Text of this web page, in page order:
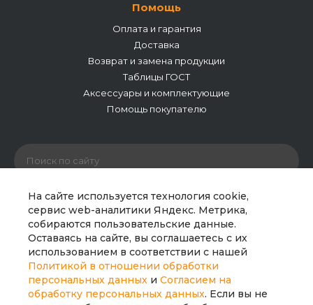
На сайте используется технология cookie,
сервис web-аналитики Яндекс. Метрика,
собираются пользовательские данные.
Оставаясь на сайте, вы соглашаетесь с их
использованием в соответствии с нашей
Политикой в отношении обработки
персональных данных и Согласием на
обработку персональных данных. Если вы не
Помощь
Оплата и гарантия
Доставка
Возврат и замена продукции
Таблицы ГОСТ
Аксессуары и комплектующие
Помощь покупателю
© 2026 ООО «Полипайпгрупп». Все права защищены.
Сайт носит исключительно информационный характер
и не является публичной офертой. Все материалы
сайта являются интеллектуальной собственностью
компании.